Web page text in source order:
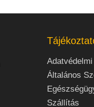
Általános
Szállítás